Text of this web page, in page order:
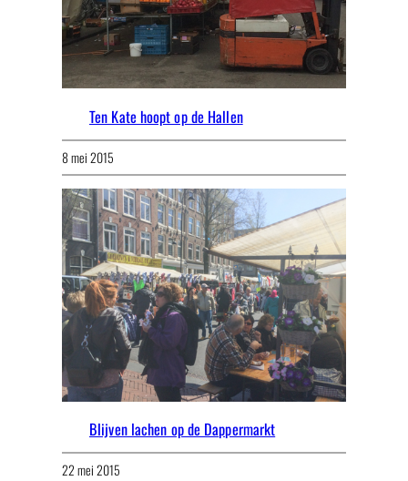
Ten Kate hoopt op de Hallen
8 mei 2015
Blijven lachen op de Dappermarkt
22 mei 2015